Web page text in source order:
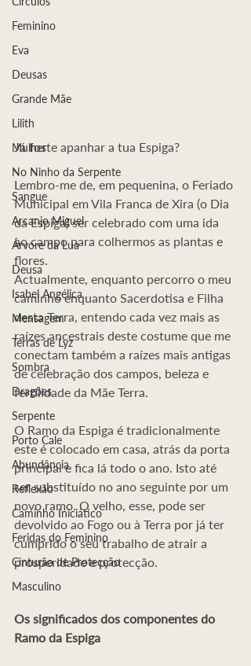
Feminino
Eva
Deusas
Grande Mãe
Lilith
Mulher
No Ninho da Serpente
Sangue
Arcanjo Miguel
Árvore da Lua
Deusa
Isabel Angélica
Mensagem
Terras de Lyz
Sombra
Dragões
Serpente
Porto Cale
Abundância
Reflexão
Caminho Iniciático
Feridas do Feminino
Cinturão de Protecção
Masculino
Já foste apanhar a tua Espiga?
Lembro-me de, em pequenina, o Feriado
Municipal em Vila Franca de Xira (o Dia
da Espiga) ser celebrado com uma ida
ao campo para colhermos as plantas e
flores.
Actualmente, enquanto percorro o meu
caminho enquanto Sacerdotisa e Filha
desta Terra, entendo cada vez mais as
raízes ancestrais deste costume que me
conectam também a raízes mais antigas
de celebração dos campos, beleza e
fertilidade da Mãe Terra.
O Ramo da Espiga é tradicionalmente
este é colocado em casa, atrás da porta
principal e fica lá todo o ano. Isto até
ser substituído no ano seguinte por um
novo ramo. O velho, esse, pode ser
devolvido ao Fogo ou à Terra por já ter
cumprido o seu trabalho de atrair a
prosperidade e protecção.
Os significados dos componentes do
Ramo da Espiga